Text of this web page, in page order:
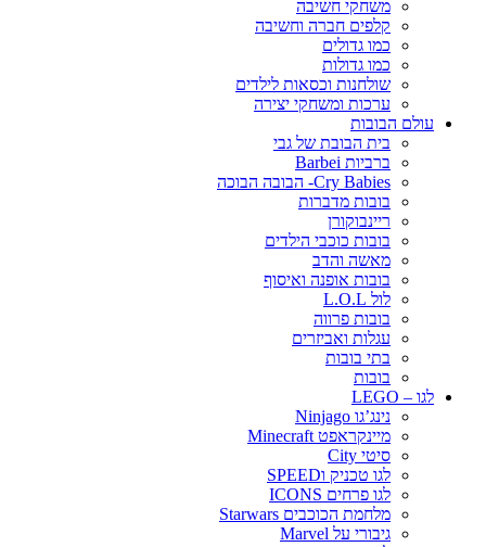
משחקי חשיבה
קלפים חברה וחשיבה
כמו גדולים
כמו גדולות
שולחנות וכסאות לילדים
ערכות ומשחקי יצירה
עולם הבובות
בית הבובת של גבי
ברביות Barbei
Cry Babies- הבובה הבוכה
בובות מדברות
ריינבוקורן
בובות כוכבי הילדים
מאשה והדב
בובות אופנה ואיסוף
לול L.O.L
בובות פרווה
עגלות ואביזרים
בתי בובות
בובות
לגו – LEGO
נינג’גו Ninjago
מיינקראפט Minecraft
סיטי City
לגו טכניק וSPEED
לגו פרחים ICONS
מלחמת הכוכבים Starwars
גיבורי על Marvel